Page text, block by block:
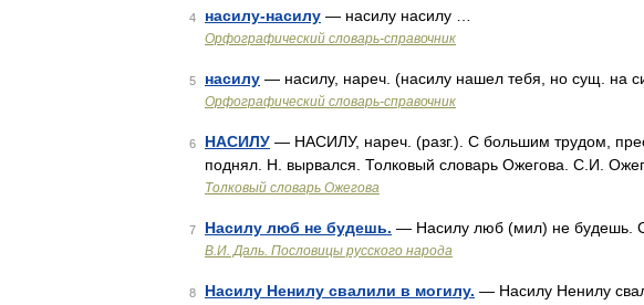
4 насилу-насилу — насилу насилу …
Орфографический словарь-справочник
5 насилу — насилу, нареч. (насилу нашел тебя, но сущ. на
Орфографический словарь-справочник
6 НАСИЛУ — НАСИЛУ, нареч. (разг.). С большим трудом,
поднял. Н. вырвался. Толковый словарь Ожегова. С.И.
Толковый словарь Ожегова
7 Насилу люб не будешь. — Насилу люб (мил) не
В.И. Даль. Пословицы русского народа
8 Насилу Ненилу свалили в могилу. — Насилу Ненилу